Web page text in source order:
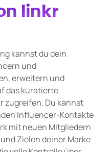
linkr
kannst du dein
und
erweitern und
das kuratierte
zugreifen. Du kannst
Influencer-Kontakte
mit neuen Mitgliedern
Zielen deiner Marke